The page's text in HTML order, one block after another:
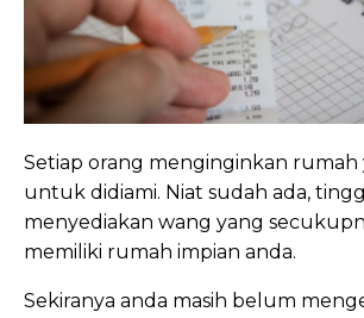
Setiap orang menginginkan rumah
untuk didiami. Niat sudah ada,
menyediakan wang yang
memiliki rumah impian anda.
Sekiranya anda masih belum